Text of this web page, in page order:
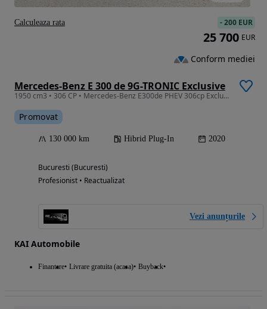
Mercedes-Benz E 300 de 9G-TRONIC Exclusive
1950 cm3 • 306 CP • Mercedes-Benz E300de PHEV 306cp Exclusive
Promovat
130 000 km Hibrid Plug-In 2020
Bucuresti (Bucuresti)
Profesionist • Reactualizat
Vezi anunțurile
KAI Automobile
Finantare Livrare gratuita (acasa) Buyback
-200 EUR
25 700 EUR
Conform mediei
Calculeaza rata